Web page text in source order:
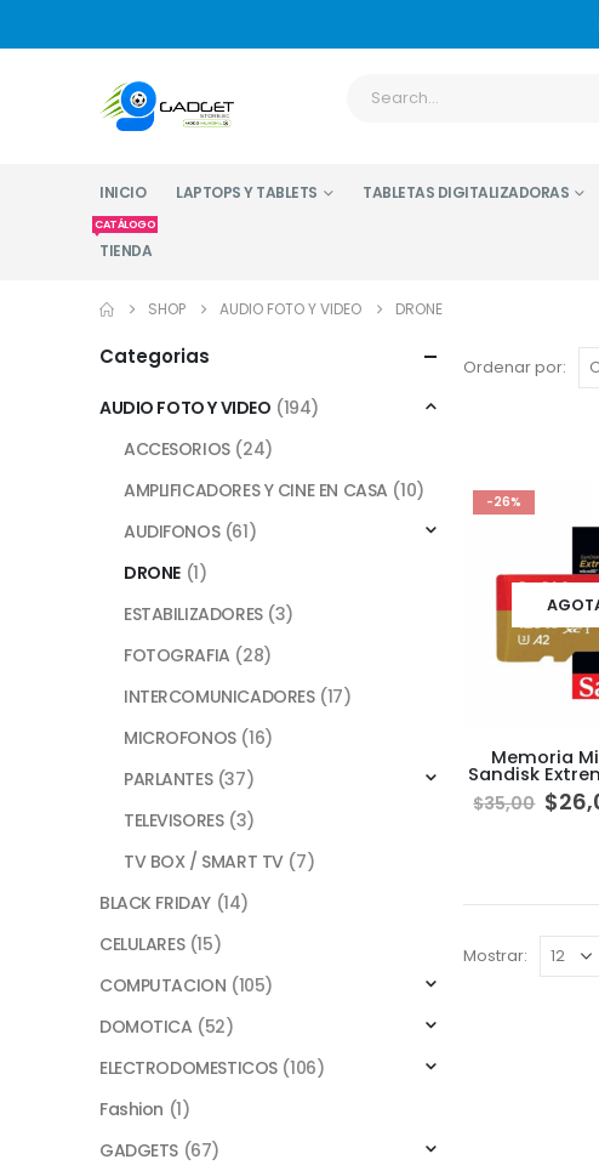
INICIO LAPTOPS Y TABLETS TABLETAS DIGITALIZADORAS
TIENDA
CATÁLOGO
SHOP AUDIO FOTO Y VIDEO DRONE
Ordenar por:
-26%
Memoria
Sandisk
UHS-I
$35,00 $
Mostrar:
Categorias
AUDIO FOTO Y VIDEO (194)
ACCESORIOS (24)
AMPLIFICADORES Y CINE EN CASA (10)
AUDIFONOS (61)
DRONE (1)
ESTABILIZADORES (3)
FOTOGRAFIA (28)
INTERCOMUNICADORES (17)
MICROFONOS (16)
PARLANTES (37)
TELEVISORES (3)
TV BOX / SMART TV (7)
BLACK FRIDAY (14)
CELULARES (15)
COMPUTACION (105)
DOMOTICA (52)
ELECTRODOMESTICOS (106)
Fashion (1)
GADGETS (67)